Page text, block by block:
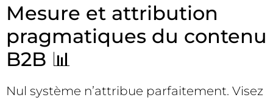
Mesure et attribution
pragmatiques du contenu
B2B 📊
Nul système n’attribue parfaitement. Visez